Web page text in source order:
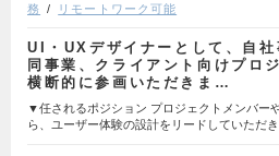
務
リモートワーク可能
UI・UXデザイナーとして、自社
同事業、クライアント向けプロ
横断的に参画いただきま…
▼任されるポジション プロジェクトメンバー
ら、ユーザー体験の設計をリードしていただ